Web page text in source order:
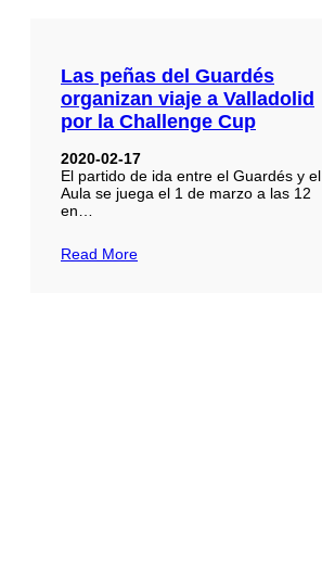
Las peñas del Guardés
organizan viaje a Valladolid
por la Challenge Cup
2020-02-17
El partido de ida entre el Guardés y el
Aula se juega el 1 de marzo a las 12
en…
Read More